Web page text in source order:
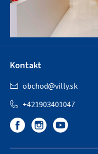
Kontakt
obchod@villy.sk
+421903401047